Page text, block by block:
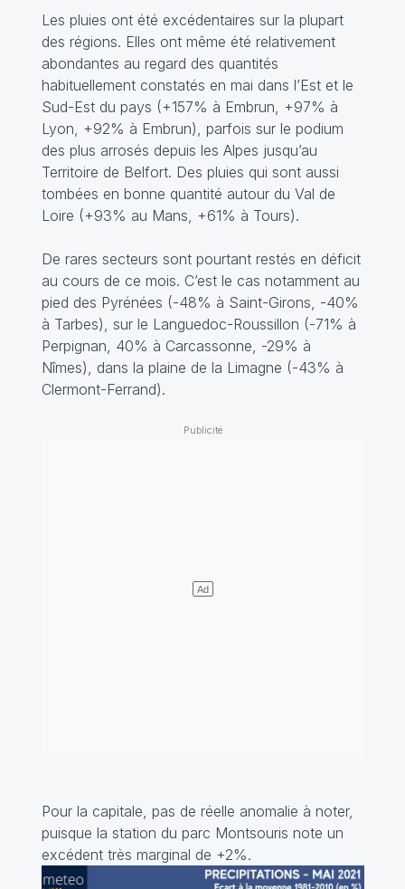
Les pluies ont été excédentaires sur la plupart
des régions. Elles ont même été relativement
abondantes au regard des quantités
habituellement constatés en mai dans l’Est et le
Sud-Est du pays (+157% à Embrun, +97% à
Lyon, +92% à Embrun), parfois sur le podium
des plus arrosés depuis les Alpes jusqu’au
Territoire de Belfort. Des pluies qui sont aussi
tombées en bonne quantité autour du Val de
Loire (+93% au Mans, +61% à Tours).
De rares secteurs sont pourtant restés en déficit
au cours de ce mois. C’est le cas notamment au
pied des Pyrénées (-48% à Saint-Girons, -40%
à Tarbes), sur le Languedoc-Roussillon (-71% à
Perpignan, 40% à Carcassonne, -29% à
Nîmes), dans la plaine de la Limagne (-43% à
Clermont-Ferrand).
Pour la capitale, pas de réelle anomalie à noter,
puisque la station du parc Montsouris note un
excédent très marginal de +2%.